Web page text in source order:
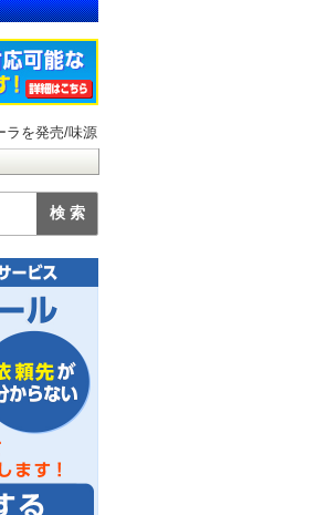
ラを発売/味源